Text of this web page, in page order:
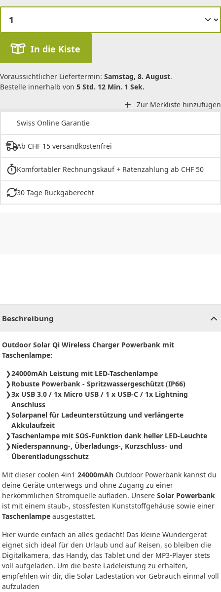
In die Kiste
Voraussichtlicher Liefertermin: Samstag, 8. August.
Bestelle innerhalb von 5 Std. 12 Min. 1 Sek.
Zur Merkliste hinzufügen
Swiss Online Garantie
Ab CHF 15 versandkostenfrei
Komfortabler Rechnungskauf + Ratenzahlung ab CHF 50
30 Tage Rückgaberecht
Beschreibung
Outdoor Solar Qi Wireless Charger Powerbank mit
Taschenlampe:
24000mAh Leistung mit LED-Taschenlampe
Robuste Powerbank - Spritzwassergeschützt (IP66)
3x USB 3.0 / 1x Micro USB / 1 x USB-C / 1x Lightning
Anschluss
Solarpanel für Ladeunterstützung und verlängerte
Akkulaufzeit
Taschenlampe mit SOS-Funktion dank heller LED-Leuchte
Niederspannung-, Überladungs-, Kurzschluss- und
Überentladungsschutz
Mit dieser coolen 4in1 24000mAh Outdoor Powerbank kannst du
deine Geräte unterwegs und ohne Zugang zu einer
herkömmlichen Stromquelle aufladen. Unsere Solar Powerbank
ist mit einem staub-, stossfesten Kunststoffgehäuse sowie einer
Taschenlampe ausgestattet.
Hier wurde einfach an alles gedacht! Das kleine Wundergerät
eignet sich ideal für den Urlaub und auf Reisen, so bleiben die
Digitalkamera, das Handy, das Tablet und der MP3-Player stets
voll aufgeladen. Um die beste Ladeleistung zu erhalten,
empfehlen wir dir, die Solar Ladestation vor Gebrauch einmal voll
aufzuladen